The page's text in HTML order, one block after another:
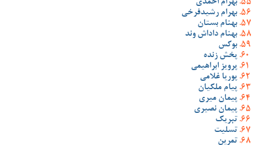
بهرام احمدی
بهرام رشیدفرخی
بهنام بستان
بهنام داداش وند
بوکس
پخش زنده
پرویز ابراهیمی
پوریا غلامی
پیام ملکیان
پیمان میری
پیمان نصیری
تبریک
تسلیت
تمرین